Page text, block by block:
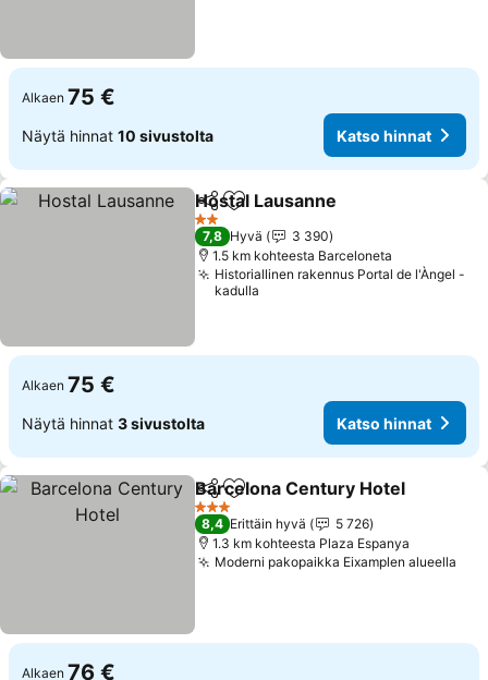
Alkaen 75 €
Näytä hinnat 10 sivustolta Katso hinnat
Jaa Lisää suosikkeihin
Hostal Lausanne
2 Tähtiluokitus
7,8 Hyvä
3 390
1.5 km kohteesta Barceloneta
Historiallinen rakennus Portal de l'Àngel -
kadulla
Alkaen 75 €
Näytä hinnat 3 sivustolta Katso hinnat
Jaa Lisää suosikkeihin
Barcelona Century Hotel
3 Tähtiluokitus
8,4 Erittäin hyvä
5 726
1.3 km kohteesta Plaza Espanya
Moderni pakopaikka Eixamplen alueella
Alkaen 76 €